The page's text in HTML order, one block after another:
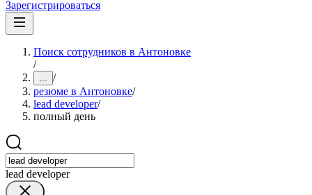
Зарегистрироваться
Поиск сотрудников в Антоновке
/
... /
резюме в Антоновке/
lead developer/
полный день
lead developer